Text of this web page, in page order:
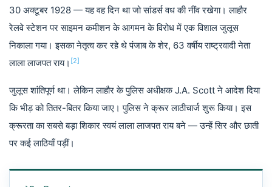
30 अक्टूबर 1928 — यह वह दिन था जो सांडर्स वध की नींव रखेगा। लाहौर
रेलवे स्टेशन पर साइमन कमीशन के आगमन के विरोध में एक विशाल जुलूस
निकाला गया। इसका नेतृत्व कर रहे थे पंजाब के शेर, 63 वर्षीय राष्ट्रवादी नेता
लाला लाजपत राय। [2]
जुलूस शांतिपूर्ण था। लेकिन लाहौर के पुलिस अधीक्षक J.A. Scott ने आदेश दिया
कि भीड़ को तितर-बितर किया जाए। पुलिस ने क्रूर लाठीचार्ज शुरू किया। इस
क्रूरता का सबसे बड़ा शिकार स्वयं लाला लाजपत राय बने — उन्हें सिर और छाती
पर कई लाठियाँ पड़ीं।